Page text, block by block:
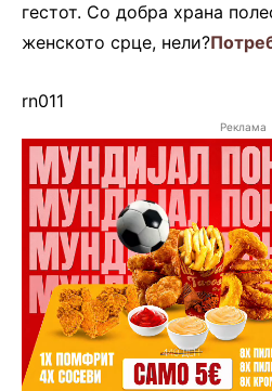
гестот. Со добра храна
женското срце, нели?
rn011
Реклама